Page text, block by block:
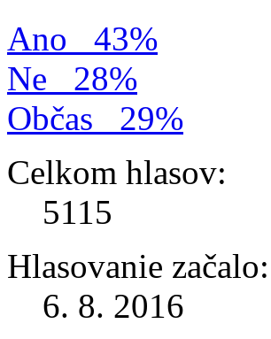
Ano
43%
Ne
28%
Občas
29%
Celkom hlasov:
5115
Hlasovanie začalo:
6. 8. 2016